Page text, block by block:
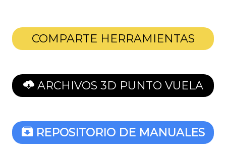
COMPARTE HERRAMIENTAS
ARCHIVOS 3D PUNTO VUELA
REPOSITORIO DE MANUALES